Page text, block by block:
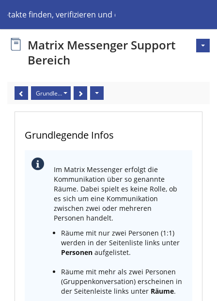
finden, verifizieren und chatten
Matrix Messenger Support
Bereich
Grundlegende Infos
Grundlegende Infos
Im Matrix Messenger erfolgt die
Kommunikation über so genannte
Räume. Dabei spielt es keine Rolle, ob
es sich um eine Kommunikation
zwischen zwei oder mehreren
Personen handelt.
Räume mit nur zwei Personen (1:1)
werden in der Seitenliste links unter
Personen aufgelistet.
Räume mit mehr als zwei Personen
(Gruppenkonversation) erscheinen in
der Seitenleiste links unter Räume.